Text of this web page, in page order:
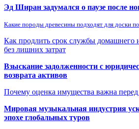
Эд Ширан задумался о паузе после
Какие породы древесины подходят для доски
Как продлить срок службы домашнего
без лишних затрат
Взыскание задолженности с
возврата активов
Почему оценка имущества важна
Мировая музыкальная индустрия
эпохе глобальных туров